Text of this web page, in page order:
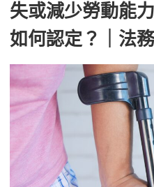
失或減少勞動能
如何認定？｜法